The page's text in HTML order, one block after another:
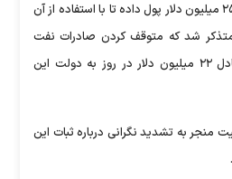
کردستان عراق است، سالانه ۲۵۰ میلیون دلار پول داده تا با استفاده از آن
شد که متوقف کردن صادرات نفت
کردستان به ترکیه ضرری معادل ۲۲ میلیون دلار در روز به دولت این
منجر به تشدید نگرانی درباره ثبات این